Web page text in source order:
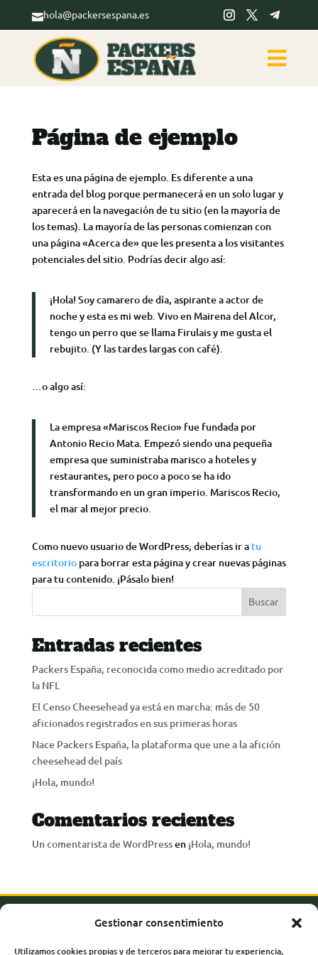
Gestionar consentimiento
Utilizamos cookies propias y de terceros para mejorar tu experiencia,
hola@packersespana.es

Página de ejemplo
Esta es una página de ejemplo. Es diferente a una
entrada del blog porque permanecerá en un solo lugar y
aparecerá en la navegación de tu sitio (en la mayoría de
los temas). La mayoría de las personas comienzan con
una página «Acerca de» que les presenta a los visitantes
potenciales del sitio. Podrías decir algo así:
¡Hola! Soy camarero de día, aspirante a actor de
noche y esta es mi web. Vivo en Mairena del Alcor,
tengo un perro que se llama Firulais y me gusta el
rebujito. (Y las tardes largas con café).
…o algo así:
La empresa «Mariscos Recio» fue fundada por
Antonio Recio Mata. Empezó siendo una pequeña
empresa que suministraba marisco a hoteles y
restaurantes, pero poco a poco se ha ido
transformando en un gran imperio. Mariscos Recio,
el mar al mejor precio.
Como nuevo usuario de WordPress, deberías ir a tu
escritoriopara borrar esta página y crear nuevas páginas
para tu contenido. ¡Pásalo bien!
Buscar
Entradas recientes
Packers España, reconocida como medio acreditado por
la NFL
El Censo Cheesehead ya está en marcha: más de 50
aficionados registrados en sus primeras horas
Nace Packers España, la plataforma que une a la afición
cheesehead del país
¡Hola, mundo!
Comentarios recientes
Un comentarista de WordPressen ¡Hola, mundo!